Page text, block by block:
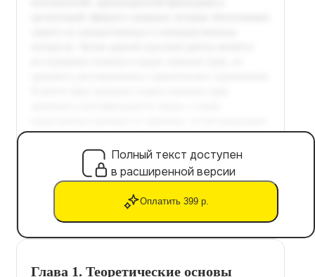
Полный текст доступен
в расширенной версии
Оплатить 399 р.
Глава 1. Теоретические основы